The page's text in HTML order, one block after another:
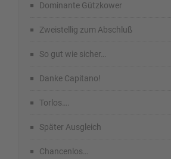
Dominante Gützkower
Zweistellig zum Abschluß
So gut wie sicher…
Danke Capitano!
Torlos….
Später Ausgleich
Chancenlos…